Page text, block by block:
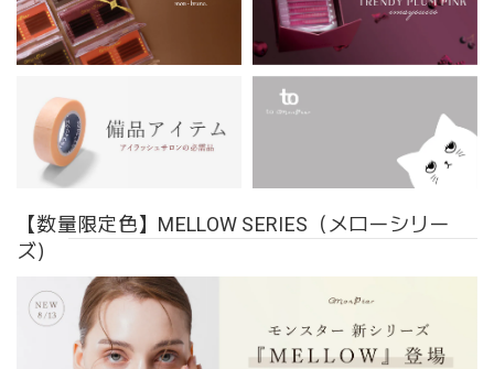
【数量限定色】MELLOW SERIES（メローシリー
ズ）